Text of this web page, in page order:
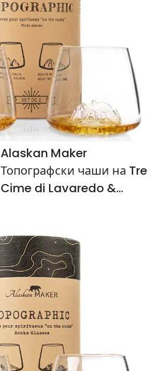
Alaskan Maker
Топографски чаши на Tre
Cime di Lavaredo &